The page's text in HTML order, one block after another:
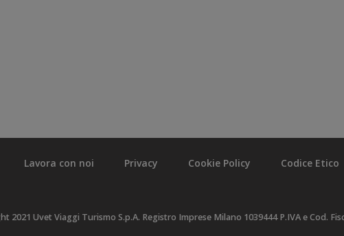
Lavora con noi Privacy Cookie Policy Codice Etico
2021 Uvet Viaggi Turismo S.p.A. Registro Imprese Milano 1039444 P.IVA e Cod.